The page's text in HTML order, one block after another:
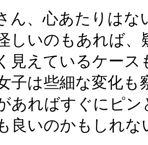
ん、心あたりは
しいのもあれば
見えているケー
子は些細な変化
あればすぐにピ
良いのかもしれな